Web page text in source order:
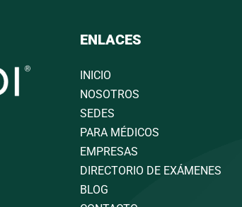
ENLACES
INICIO
NOSOTROS
SEDES
PARA MÉDICOS
EMPRESAS
DIRECTORIO DE EXÁMENES
BLOG